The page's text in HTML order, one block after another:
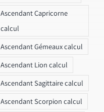
Ascendant Capricorne
calcul
Ascendant Gémeaux calcul
Ascendant Lion calcul
Ascendant Sagittaire calcul
Ascendant Scorpion calcul